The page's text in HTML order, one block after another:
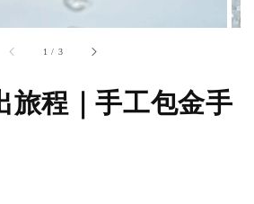
1 / 3
旅程｜手工包金手